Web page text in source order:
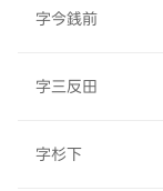
字今銭前
字三反田
字杉下